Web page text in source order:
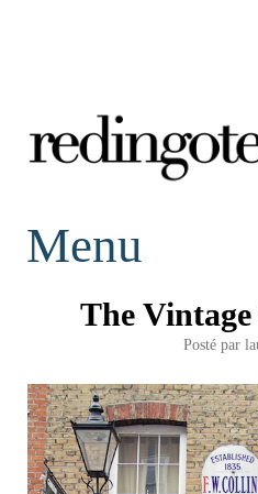
redingote.
Menu
The
Posté par